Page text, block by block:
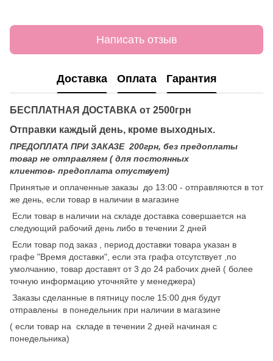
Написать отзыв
Доставка Оплата Гарантия
БЕСПЛАТНАЯ ДОСТАВКА от 2500грн
Отправки каждый день, кроме выходных.
ПРЕДОПЛАТА ПРИ ЗАКАЗЕ 200грн, без предоплаты
товар не отправляем ( для постоянных
клиентов- предоплата отуствует)
Принятые и оплаченные заказы до 13:00 - отправляются в тот
же день, если товар в наличии в магазине
Если товар в наличии на складе доставка совершается на
следующий рабочий день либо в течении 2 дней
Если товар под заказ , период доставки товара указан в
графе "Время доставки", если эта графа отсутствует ,по
умолчанию, товар доставят от 3 до 24 рабочих дней ( более
точную информацию уточняйте у менеджера)
Заказы сделанные в пятницу после 15:00 дня будут
отправлены в понедельник при наличии в магазине
( если товар на складе в течении 2 дней начиная с
понедельника)